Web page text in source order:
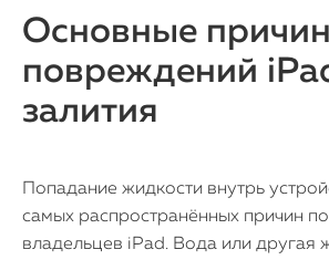
Основные
повреждений
залития
Попадание жидкости внутрь
самых распространённых причин
владельцев iPad. Вода или другая